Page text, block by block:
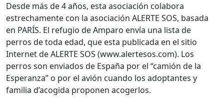
Desde más de 4 años, esta asociación colabora
estrechamente con la asociación ALERTE SOS, basada
en PARÍS. El refugio de Amparo envía una lista de
perros de toda edad, que esta publicada en el sitio
Internet de ALERTE SOS (www.alertesos.com). Los
perros son enviados de España por el “camión de la
Esperanza” o por el avión cuando los adoptantes y
familia d’acogida proponen acogerlos.